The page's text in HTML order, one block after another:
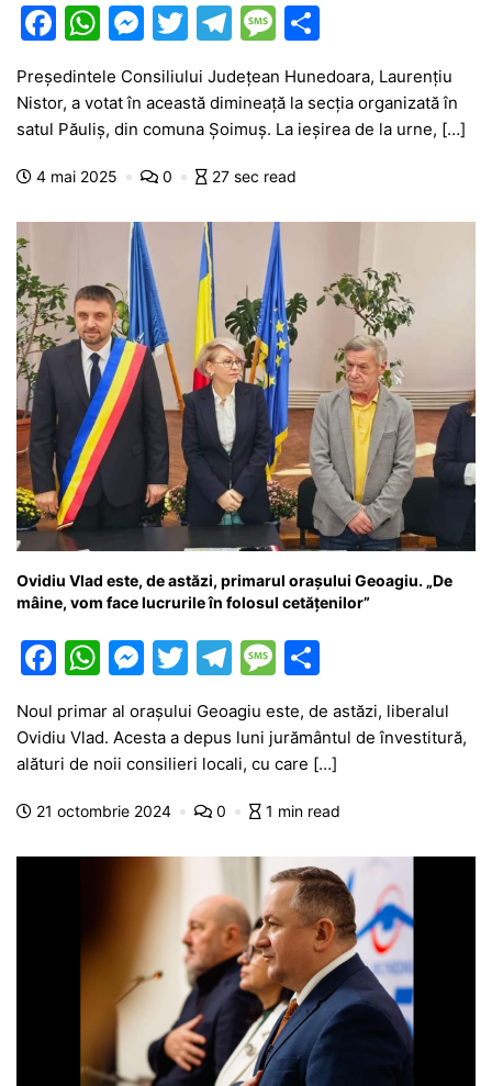
F
a
c
e
b
o
W
at
s
A
p
M
e
s
s
e
g
er
T
w
itt
er
T
e
gr
a
M
s
s
a
e
ta
je
ă
Președintele Consiliului Județean Hunedoara, Laurențiu
Nistor, a votat în această dimineață la secția organizată în
satul Păuliș, din comuna Șoimuș. La ieșirea de la urne, […]
4 mai 2025 0 27 sec read
Ovidiu Vlad este, de astăzi, primarul orașului Geoagiu. „De
mâine, vom face lucrurile în folosul cetățenilor”
F
a
c
e
b
o
W
at
s
A
p
M
s
s
e
g
er
T
w
itt
er
T
el
e
gr
a
m
M
s
s
a
e
ta
je
a
ă
Noul primar al orașului Geoagiu este, de astăzi, liberalul
Ovidiu Vlad. Acesta a depus luni jurământul de învestitură,
alături de noii consilieri locali, cu care […]
21 octombrie 2024 0 1 min read